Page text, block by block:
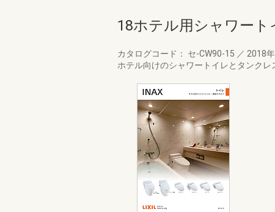
18ホテル用シャワー
カタログコード： セ-CW90-15 ／ 2018
ホテル向けのシャワートイレとタンクレ